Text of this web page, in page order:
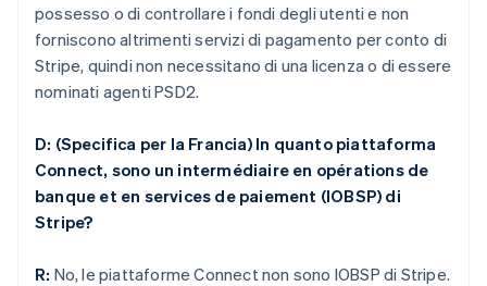
possesso o di controllare i fondi degli utenti e non
forniscono altrimenti servizi di pagamento per conto di
Stripe, quindi non necessitano di una licenza o di essere
nominati agenti PSD2.
D: (Specifica per la Francia) In quanto piattaforma
Connect, sono un intermédiaire en opérations de
banque et en services de paiement (IOBSP) di
Stripe?
R: No, le piattaforme Connect non sono IOBSP di Stripe.